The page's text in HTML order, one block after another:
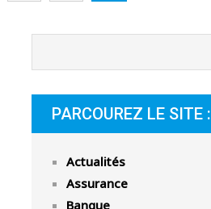
PARCOUREZ LE SITE :
Actualités
Assurance
Banque